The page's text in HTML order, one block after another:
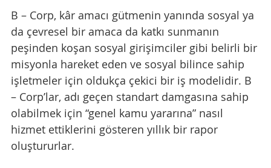
B – Corp, kâr amacı gütmenin yanında sosyal ya
da çevresel bir amaca da katkı sunmanın
peşinden koşan sosyal girişimciler gibi belirli bir
misyonla hareket eden ve sosyal bilince sahip
işletmeler için oldukça çekici bir iş modelidir. B
– Corp’lar, adı geçen standart damgasına sahip
olabilmek için “genel kamu yararına” nasıl
hizmet ettiklerini gösteren yıllık bir rapor
oluştururlar.